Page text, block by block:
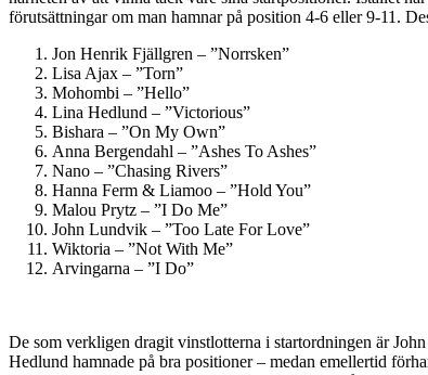
förutsättningar om man hamnar på position 4-6 eller 9-11.
Jon Henrik Fjällgren – ”Norrsken”
Lisa Ajax – ”Torn”
Mohombi – ”Hello”
Lina Hedlund – ”Victorious”
Bishara – ”On My Own”
Anna Bergendahl – ”Ashes To Ashes”
Nano – ”Chasing Rivers”
Hanna Ferm & Liamoo – ”Hold You”
Malou Prytz – ”I Do Me”
John Lundvik – ”Too Late For Love”
Wiktoria – ”Not With Me”
Arvingarna – ”I Do”
De som verkligen dragit vinstlotterna i startordningen är
Hedlund hamnade på bra positioner – medan emellertid